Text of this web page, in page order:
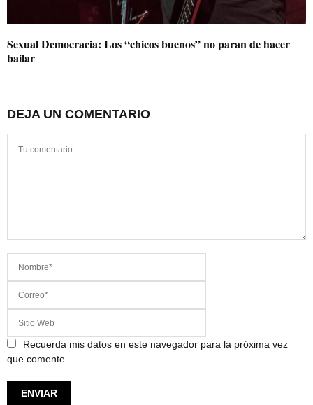
Sexual Democracia: Los “chicos buenos” no paran de hacer
bailar
DEJA UN COMENTARIO
Recuerda mis datos en este navegador para la próxima vez
que comente.